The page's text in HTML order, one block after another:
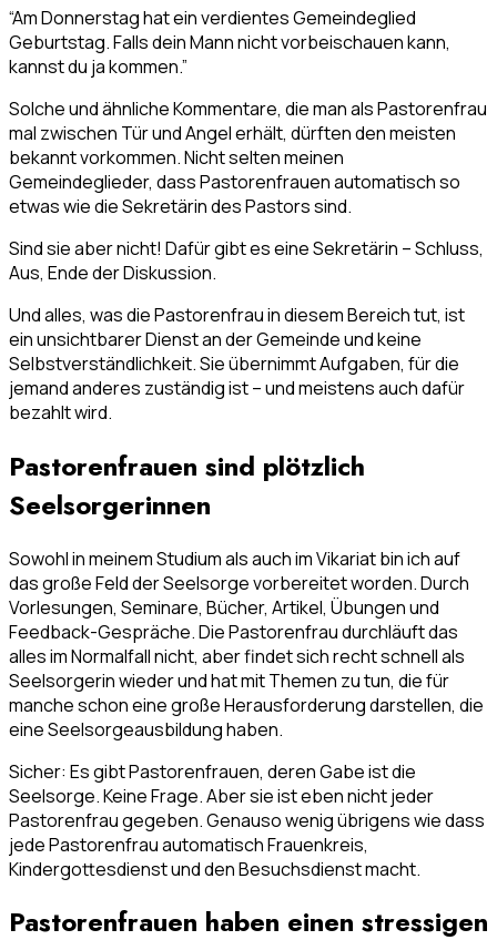
“Am Donnerstag hat ein verdientes Gemeindeglied
Geburtstag. Falls dein Mann nicht vorbeischauen kann,
kannst du ja kommen.”
Solche und ähnliche Kommentare, die man als Pastorenfrau
mal zwischen Tür und Angel erhält, dürften den meisten
bekannt vorkommen. Nicht selten meinen
Gemeindeglieder, dass Pastorenfrauen automatisch so
etwas wie die Sekretärin des Pastors sind.
Sind sie aber nicht! Dafür gibt es eine Sekretärin – Schluss,
Aus, Ende der Diskussion.
Und alles, was die Pastorenfrau in diesem Bereich tut, ist
ein unsichtbarer Dienst an der Gemeinde und keine
Selbstverständlichkeit. Sie übernimmt Aufgaben, für die
jemand anderes zuständig ist – und meistens auch dafür
bezahlt wird.
Pastorenfrauen sind plötzlich
Seelsorgerinnen
Sowohl in meinem Studium als auch im Vikariat bin ich auf
das große Feld der Seelsorge vorbereitet worden. Durch
Vorlesungen, Seminare, Bücher, Artikel, Übungen und
Feedback-Gespräche. Die Pastorenfrau durchläuft das
alles im Normalfall nicht, aber findet sich recht schnell als
Seelsorgerin wieder und hat mit Themen zu tun, die für
manche schon eine große Herausforderung darstellen, die
eine Seelsorgeausbildung haben.
Sicher: Es gibt Pastorenfrauen, deren Gabe ist die
Seelsorge. Keine Frage. Aber sie ist eben nicht jeder
Pastorenfrau gegeben. Genauso wenig übrigens wie dass
jede Pastorenfrau automatisch Frauenkreis,
Kindergottesdienst und den Besuchsdienst macht.
Pastorenfrauen haben einen stressigen